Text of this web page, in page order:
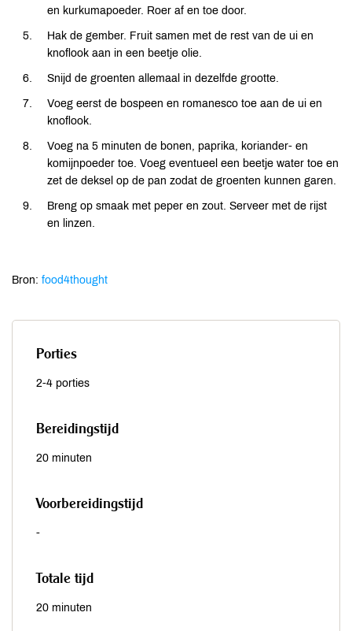
en kurkumapoeder. Roer af en toe door.
Hak de gember. Fruit samen met de rest van de ui en
knoflook aan in een beetje olie.
Snijd de groenten allemaal in dezelfde grootte.
Voeg eerst de bospeen en romanesco toe aan de ui en
knoflook.
Voeg na 5 minuten de bonen, paprika, koriander- en
komijnpoeder toe. Voeg eventueel een beetje water toe en
zet de deksel op de pan zodat de groenten kunnen garen.
Breng op smaak met peper en zout. Serveer met de rijst
en linzen.
Bron: food4thought
Porties
2-4 porties
Bereidingstijd
20 minuten
Voorbereidingstijd
-
Totale tijd
20 minuten